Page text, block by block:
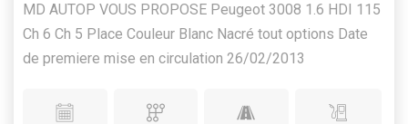
MD AUTOP VOUS PROPOSE Peugeot 3008 1.6 HDI 115
Ch 6 Ch 5 Place Couleur Blanc Nacré tout options Date
de premiere mise en circulation 26/02/2013